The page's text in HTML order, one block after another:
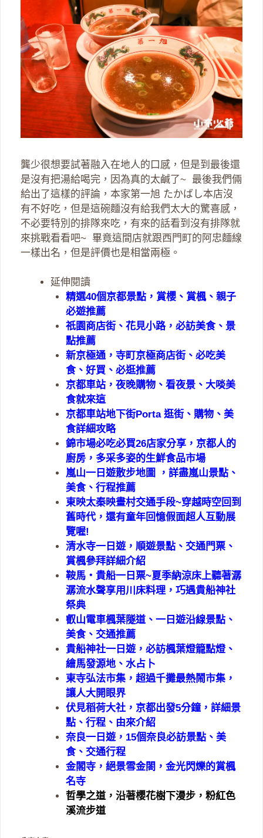
龔少很想要試著融入在地人的口感，但是到最後還
是沒有把湯給喝完，因為真的太鹹了~ 最後我們倆
給出了這樣的評論，本家第一旭 たかばし本店沒
有不好吃，但是這碗麵沒有給我們太大的驚喜感，
不必要特別的排隊來吃，有來的話看到沒有排隊就
來挑戰看看吧~ 畢竟這間店就跟西門町的阿忠麵線
一樣出名，但是評價也是相當兩極。
延伸閱讀
精選40個京都景點，賞櫻、賞楓、親子
必遊推薦
祇園商店街、花見小路，必訪美食、景
點推薦
新京極通，寺町京極商店街、必吃美
食、好買、必逛推薦
京都車站，夜晚購物、看夜景、大啖美
食就來這
京都車站地下街Porta 逛街、購物、美
食詳細攻略
錦市場必吃必買26店家分享，京都人的
廚房，多采多姿的生鮮食品市場
嵐山一日遊散步地圖 ，詳盡嵐山景點、
美食、行程推薦
東映太秦映畫村交通手段~穿越時空回到
舊時代，還有童年回憶假面超人互動展
覽喔!
清水寺一日遊，順遊景點、交通門票、
賞楓參拜詳細介紹
鞍馬・貴船一日票~夏季納涼床上聽著潺
潺流水聲享用川床料理，巧遇貴船神社
祭典
叡山電車楓葉隧道、一日遊沿線景點、
美食、交通推薦
貴船神社一日遊，必訪楓葉燈籠點燈、
繪馬發源地、水占卜
東寺弘法市集，超過千攤最熱鬧市集，
讓人大開眼界
伏見稻荷大社，京都出發5分鐘，詳細景
點、行程、由來介紹
奈良一日遊，15個奈良必訪景點、美
食、交通行程
金閣寺，絕景雪金閤，金光閃爍的賞楓
名寺
哲學之道，沿著櫻花樹下漫步，粉紅色
溪流步道